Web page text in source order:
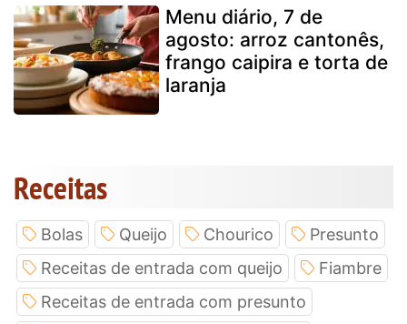
Menu diário, 7 de
agosto: arroz cantonês,
frango caipira e torta de
laranja
Receitas
Bolas Queijo Chourico
Presunto
Receitas de entrada com queijo
Fiambre
Receitas de entrada com presunto